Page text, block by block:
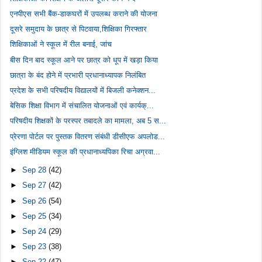
एनपीएस सभी बैंक-डाकघरों में उपलब्ध कराने की योजना
दूसरे समुदाय के छात्र से पिटवाया,शिक्षिका गिरफ्तार
शिक्षिकाओं ने स्कूल में रील बनाई, जांच
बीस दिन बाद स्कूल आने पर छात्र को धूप में खड़ा किया
छात्रा के बंद होने में प्रभारी प्रधानाध्यापक निलंबित
प्रदेश के सभी परिषदीय विद्यालयों में बिजली कनेक्शन...
बेसिक शिक्षा विभाग में संचालित योजनाओं एवं कार्यक्...
परिषदीय शिक्षकों के परस्पर तबादले का मामला, अब 5 स...
प्रेरणा पोर्टल पर पुस्तक वितरण संबंधी डीसीएफ अपलोड...
इंग्लिश मीडियम स्कूल की प्रधानाध्यपिका रिचा अग्रवा...
►Sep 28(42)
►Sep 27(42)
►Sep 26(54)
►Sep 25(34)
►Sep 24(29)
►Sep 23(38)